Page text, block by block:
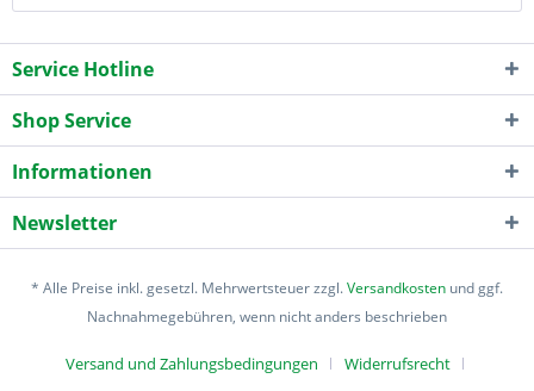
Service Hotline
Shop Service
Informationen
Newsletter
* Alle Preise inkl. gesetzl. Mehrwertsteuer zzgl.Versandkosten und ggf.
Nachnahmegebühren, wenn nicht anders beschrieben
Versand und Zahlungsbedingungen Widerrufsrecht